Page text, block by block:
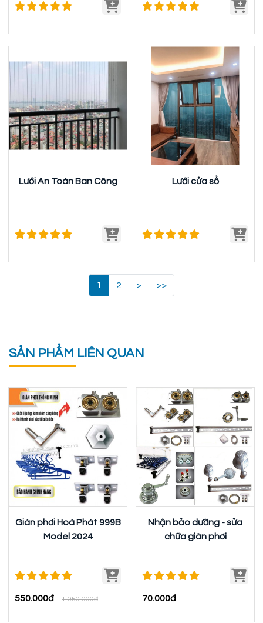
Lưới An Toàn Ban Công Lưới cửa sổ
1 2 > >>
SẢN PHẨM LIÊN QUAN
Giàn phơi Hoà Phát 999B
Model 2024
550.000đ 1.050.000đ
Nhận bảo dưỡng - sửa
chữa giàn phơi
70.000đ